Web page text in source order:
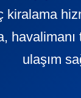
ulaşım